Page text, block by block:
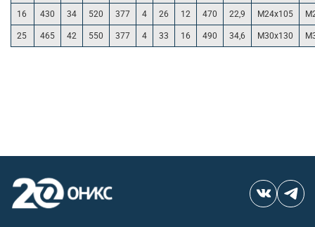
16 430 34 520 377 4 26 12 470 22,9 М24х105
25 465 42 550 377 4 33 16 490 34,6 М30х130